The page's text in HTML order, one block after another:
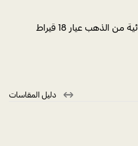
عيار 18 قيراط
دليل المقاسات